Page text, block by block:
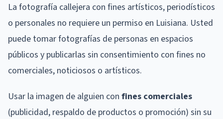
La fotografía callejera con fines artísticos, periodísticos
o personales no requiere un permiso en Luisiana. Usted
puede tomar fotografías de personas en espacios
públicos y publicarlas sin consentimiento con fines no
comerciales, noticiosos o artísticos.
Usar la imagen de alguien con fines comerciales
(publicidad, respaldo de productos o promoción) sin su